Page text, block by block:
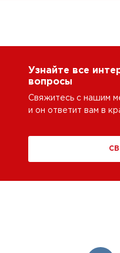
Узнайте все
вопросы
Свяжитесь с нашим
и он ответит вам в